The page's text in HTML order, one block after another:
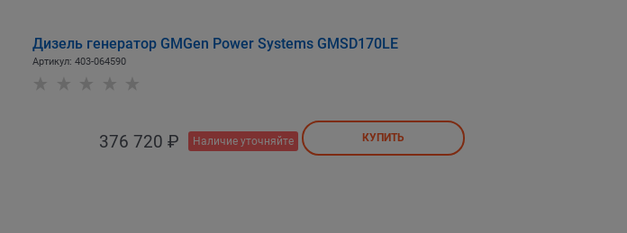
Дизель генератор GMGen Power Systems GMSD170LE
Артикул: 403-064590
376 720 ₽ Наличие уточняйте КУПИТЬ